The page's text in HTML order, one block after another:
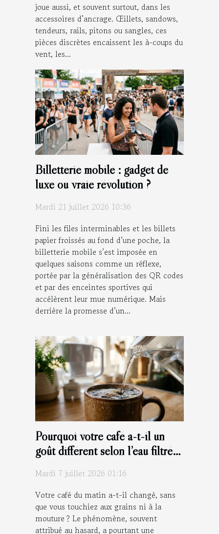
joue aussi, et souvent surtout, dans les
accessoires d’ancrage. Œillets, sandows,
tendeurs, rails, pitons ou sangles, ces
pièces discrètes encaissent les à-coups du
vent, les...
Billetterie mobile : gadget de
luxe ou vraie révolution ?
Mardi 21 juillet 2026 10:36
Fini les files interminables et les billets
papier froissés au fond d’une poche, la
billetterie mobile s’est imposée en
quelques saisons comme un réflexe,
portée par la généralisation des QR codes
et par des enceintes sportives qui
accélèrent leur mue numérique. Mais
derrière la promesse d’un...
Pourquoi votre café a-t-il un
goût différent selon l’eau filtrée
Mardi 7 juillet 2026 01:16
Votre café du matin a-t-il changé, sans
que vous touchiez aux grains ni à la
mouture ? Le phénomène, souvent
attribué au hasard, a pourtant une